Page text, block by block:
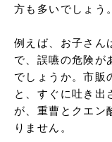
方も多いでしょう。
例えば、お子さん
で、誤嚥の危険が
でしょうか。市販
と、すぐに吐き出
が、重曹とクエン
りません。